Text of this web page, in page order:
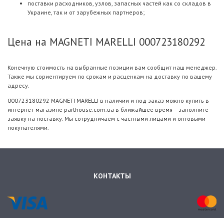
поставки расходников, узлов, запасных частей как со складов в
Украине, так и от зарубежных партнеров;
Цена на MAGNETI MARELLI 000723180292
Конечную стоимость на выбранные позиции вам сообщит наш менеджер.
Также мы сориентируем по срокам и расценкам на доставку по вашему
адресу.
000723180292 MAGNETI MARELLI в наличии и под заказ можно купить в
интернет-магазине parthouse.com.ua в ближайшее время – заполните
заявку на поставку. Мы сотрудничаем с частными лицами и оптовыми
покупателями.
КОНТАКТЫ